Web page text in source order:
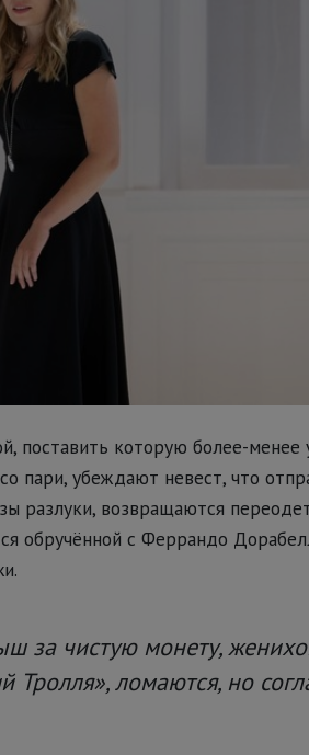
поставить которую более-менее
пари, убеждают невест, что
разлуки, возвращаются
обручённой с Феррандо
за чистую монету,
Тролля», ломаются, но